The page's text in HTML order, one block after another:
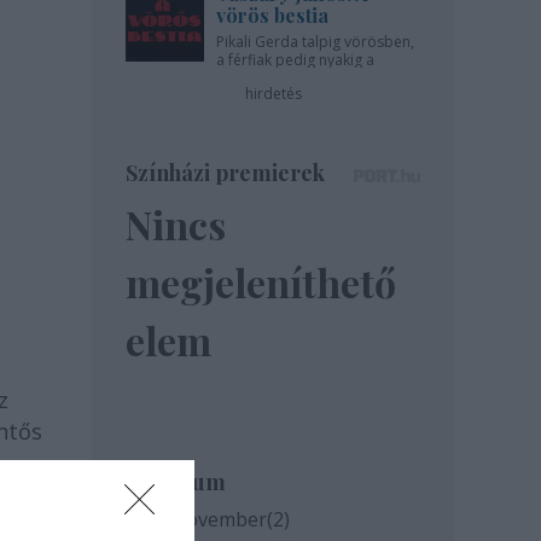
vörös bestia
Pikali Gerda talpig vörösben,
a férfiak pedig nyakig a
hirdetés
Színházi premierek
Nincs
megjeleníthető
elem
Archívum
2020 november(2)